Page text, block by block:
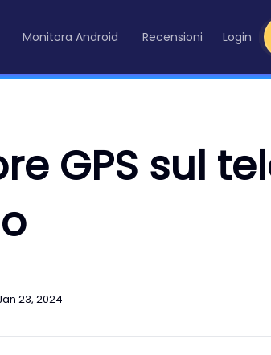
Monitora Android Recensioni Login
GPS sul
23, 2024